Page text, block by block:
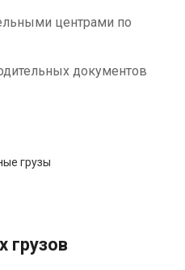
центрами по
документов
грузов